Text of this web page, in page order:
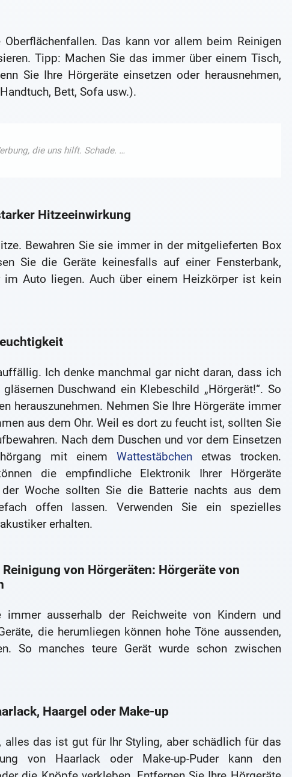
Das kann vor allem beim Reinigen
Tipp: Machen Sie das immer über einem Tisch,
Sie Ihre Hörgeräte einsetzen oder herausnehmen,
Bett, Sofa usw.).
Hitzeeinwirkung
Bewahren Sie sie immer in der mitgelieferten Box
Sie die Geräte keinesfalls auf einer Fensterbank,
Auto liegen. Auch über einem Heizkörper ist kein
Ich denke manchmal gar nicht daran, dass ich
Duschwand ein Klebeschild „Hörgerät!“. So
herauszunehmen. Nehmen Sie Ihre Hörgeräte immer
aus dem Ohr. Weil es dort zu feucht ist, sollten Sie
Nach dem Duschen und vor dem Einsetzen
mit einem Wattestäbchenetwas trocken.
die empfindliche Elektronik Ihrer Hörgeräte
Woche sollten Sie die Batterie nachts aus dem
offen lassen. Verwenden Sie ein spezielles
erhalten.
von Hörgeräten: Hörgeräte von
immer ausserhalb der Reichweite von Kindern und
die herumliegen können hohe Töne aussenden,
So manches teure Gerät wurde schon zwischen
Haargel oder Make-up
alles das ist gut für Ihr Styling, aber schädlich für das
von Haarlack oder Make-up-Puder kann den